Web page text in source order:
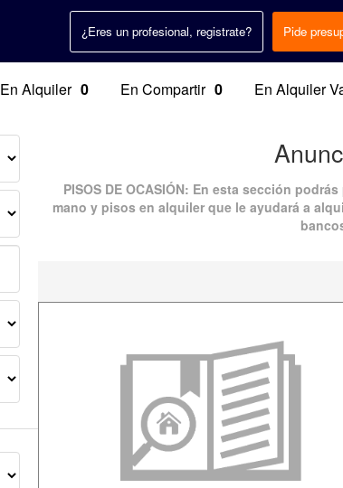
¿Eres un profesional, registrate? Pide
En Alquiler 0 En Compartir 0 En Alquiler
PISOS DE OCASIÓN: En esta sección
mano ypisos en alquiler que le ayudará a